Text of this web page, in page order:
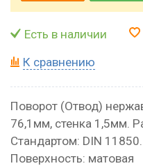
Есть в наличии
К сравнению
Поворот (Отвод)
76,1мм, стенка 1,5мм.
Стандартом: DIN
Поверхность: матовая